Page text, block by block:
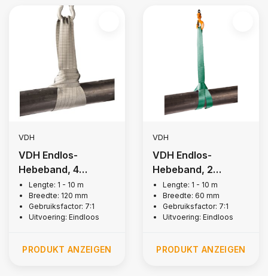
VDH
VDH Endlos-
Hebeband, 4
Tonnen
Lengte: 1 - 10 m
Breedte: 120 mm
Gebruiksfactor: 7:1
Uitvoering: Eindloos
PRODUKT ANZEIGEN
VDH
VDH Endlos-
Hebeband, 2
Tonnen
Lengte: 1 - 10 m
Breedte: 60 mm
Gebruiksfactor: 7:1
Uitvoering: Eindloos
PRODUKT ANZEIGEN